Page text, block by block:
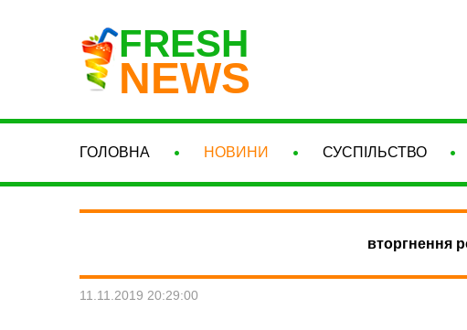
FRESH
NEWS
ГОЛОВНА НОВИНИ СУСПІЛЬСТВО
вторгнення
11.11.2019 20:29:00